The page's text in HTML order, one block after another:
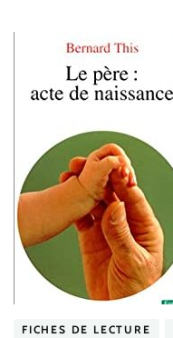
FICHES DE LECTURE